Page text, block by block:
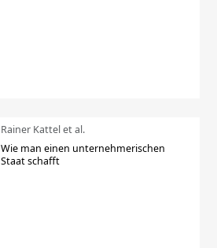
Rainer Kattel et al.
Wie man einen unternehmerischen
Staat schafft